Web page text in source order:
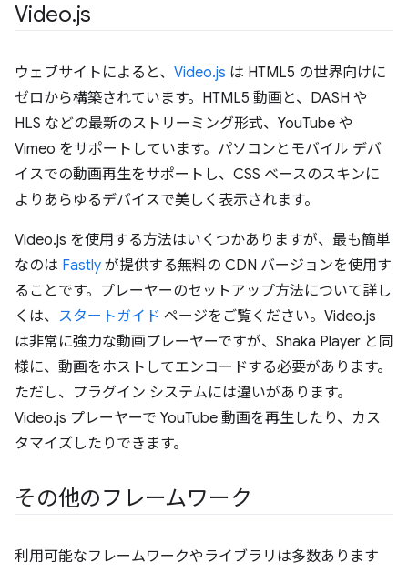
Video.js
ウェブサイトによると、 Video.js は HTML5 の世界向けに
ゼロから構築されています。HTML5 動画と、DASH や
HLS などの最新のストリーミング形式、YouTube や
Vimeo をサポートしています。パソコンとモバイル デバ
イスでの動画再生をサポートし、CSS ベースのスキンに
よりあらゆるデバイスで美しく表示されます。
Video.js を使用する方法はいくつかありますが、最も簡単
なのは Fastly が提供する無料の CDN バージョンを使用す
ることです。プレーヤーのセットアップ方法について詳し
くは、 スタートガイド ページをご覧ください。Video.js
は非常に強力な動画プレーヤーですが、Shaka Player と同
様に、動画をホストしてエンコードする必要があります。
ただし、プラグイン システムには違いがあります。
Video.js プレーヤーで YouTube 動画を再生したり、カス
タマイズしたりできます。
その他のフレームワーク
利用可能なフレームワークやライブラリは多数あります